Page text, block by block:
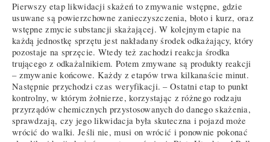
Pierwszy etap likwidacji skażeń to zmywanie wstępne, gdzie
usuwane są powierzchowne zanieczyszczenia, błoto i kurz, oraz
wstępne zmycie substancji skażającej. W kolejnym etapie na
każdą jednostkę sprzętu jest nakładany środek odkażający, który
pozostaje na sprzęcie. Wtedy też zachodzi reakcja środka
trującego z odkażalnikiem. Potem zmywane są produkty reakcji
– zmywanie końcowe. Każdy z etapów trwa kilkanaście minut.
Następnie przychodzi czas weryfikacji. – Ostatni etap to punkt
kontrolny, w którym żołnierze, korzystając z różnego rodzaju
przyrządów chemicznych przystosowanych do danego skażenia,
sprawdzają, czy jego likwidacja była skuteczna i pojazd może
wrócić do walki. Jeśli nie, musi on wrócić i ponownie pokonać